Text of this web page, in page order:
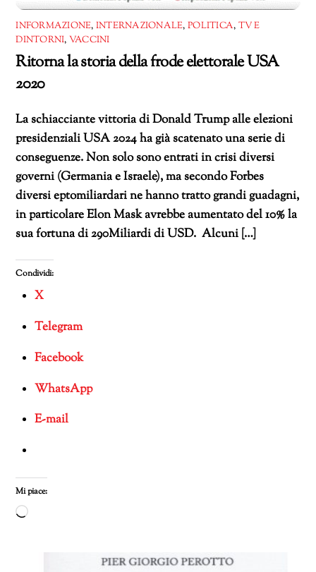
INFORMAZIONE, INTERNAZIONALE, POLITICA, TV E
DINTORNI, VACCINI
Ritorna la storia della frode elettorale USA
2020
La schiacciante vittoria di Donald Trump alle elezioni
presidenziali USA 2024 ha già scatenato una serie di
conseguenze. Non solo sono entrati in crisi diversi
governi (Germania e Israele), ma secondo Forbes
diversi eptomiliardari ne hanno tratto grandi guadagni,
in particolare Elon Mask avrebbe aumentato del 10% la
sua fortuna di 290Miliardi di USD. Alcuni […]
Condividi:
X
Telegram
Facebook
WhatsApp
E-mail
Mi piace:
Caricamento